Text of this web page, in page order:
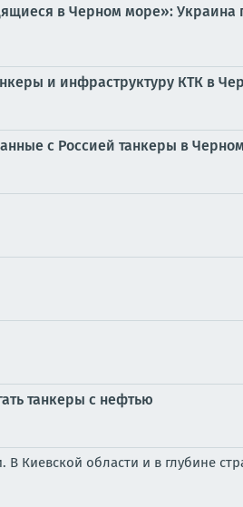
в Черном море»: Украина
и инфраструктуру КТК в
с Россией танкеры в
танкеры с нефтью
Киевской области и в глубине